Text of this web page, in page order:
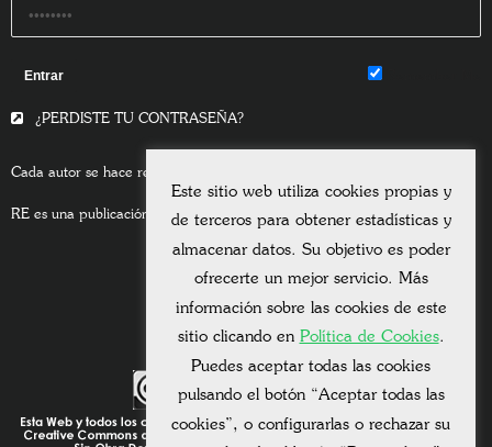
¿PERDISTE TU CONTRASEÑA?
Cada autor se hace responsable del contenido de sus escritos.
RE es una publicación asociada a la Universitas Albertiana.
Este sitio web utiliza cookies propias y
de terceros para obtener estadísticas y
almacenar datos. Su objetivo es poder
ofrecerte un mejor servicio. Más
información sobre las cookies de este
sitio clicando en Política de Cookies.
Puedes aceptar todas las cookies
pulsando el botón “Aceptar todas las
cookies”, o configurarlas o rechazar su